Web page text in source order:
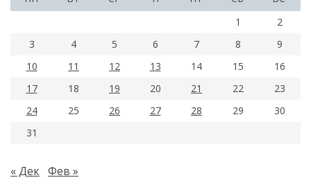
1
2
3
4 5 6 7 8
9
10
11 12 13 14 15
16
17
18 19 20 21 22
23
24
25 26 27 28 29
30
31
« Дек Фев »